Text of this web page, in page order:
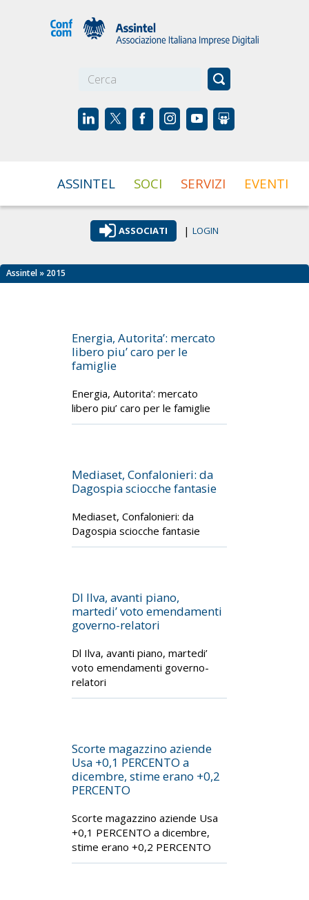
ASSINTEL SOCI SERVIZI EVENTI
ASSOCIATI | LOGIN
Assintel » 2015
Energia, Autorita’: mercato
libero piu’ caro per le
famiglie
Energia, Autorita’: mercato
libero piu’ caro per le famiglie
Mediaset, Confalonieri: da
Dagospia sciocche fantasie
Mediaset, Confalonieri: da
Dagospia sciocche fantasie
Dl Ilva, avanti piano,
martedi’ voto emendamenti
governo-relatori
Dl Ilva, avanti piano, martedi’
voto emendamenti governo-
relatori
Scorte magazzino aziende
Usa +0,1 PERCENTO a
dicembre, stime erano +0,2
PERCENTO
Scorte magazzino aziende Usa
+0,1 PERCENTO a dicembre,
stime erano +0,2 PERCENTO